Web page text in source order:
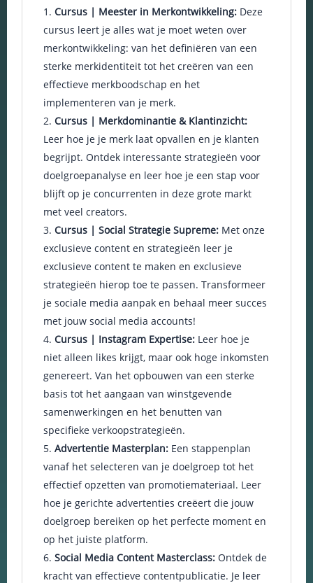
Cursus | Meester in Merkontwikkeling: Deze
cursus leert je alles wat je moet weten over
merkontwikkeling: van het definiëren van een
sterke merkidentiteit tot het creëren van een
effectieve merkboodschap en het
implementeren van je merk.
Cursus | Merkdominantie & Klantinzicht:
Leer hoe je je merk laat opvallen en je klanten
begrijpt. Ontdek interessante strategieën voor
doelgroepanalyse en leer hoe je een stap voor
blijft op je concurrenten in deze grote markt
met veel creators.
Cursus | Social Strategie Supreme: Met onze
exclusieve content en strategieën leer je
exclusieve content te maken en exclusieve
strategieën hierop toe te passen. Transformeer
je sociale media aanpak en behaal meer succes
met jouw social media accounts!
Cursus | Instagram Expertise: Leer hoe je
niet alleen likes krijgt, maar ook hoge inkomsten
genereert. Van het opbouwen van een sterke
basis tot het aangaan van winstgevende
samenwerkingen en het benutten van
specifieke verkoopstrategieën.
Advertentie Masterplan: Een stappenplan
vanaf het selecteren van je doelgroep tot het
effectief opzetten van promotiemateriaal. Leer
hoe je gerichte advertenties creëert die jouw
doelgroep bereiken op het perfecte moment en
op het juiste platform.
Social Media Content Masterclass: Ontdek de
kracht van effectieve contentpublicatie. Je leer
gebruikers te
zo de ervaring
te verbeteren
personaliseren.
Schakel
analytische
cookies in
Deze
cookies
helpen ons
te begrijpen
bezoekers
onze
website,
fouten
en om
betere
algehele
analyses uit
te voeren.